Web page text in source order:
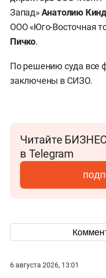
Запад»Анатолию
ООО «Юго-Восточная
Пичко.
По решению суда все
заключены в СИЗО.
Читайте
в Telegram
6 августа 2026, 13:01